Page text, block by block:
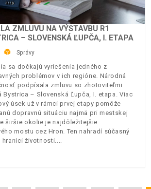
ZMLUVU NA VÝSTAVBU R1
– SLOVENSKÁ ĽUPČA, I. ETAPA
Správy
sa dočkajú vyriešenia jedného z
problémov v ich regióne. Národná
podpísala zmluvu so zhotoviteľmi
Bystrica – Slovenská Ľupča, I. etapa. Viac
úsek už v rámci prvej etapy pomôže
dopravnú situáciu najmä pri mestskej
širšie okolie je najdôležitejšie
mostu cez Hron. Ten nahradí súčasný
životnosti.